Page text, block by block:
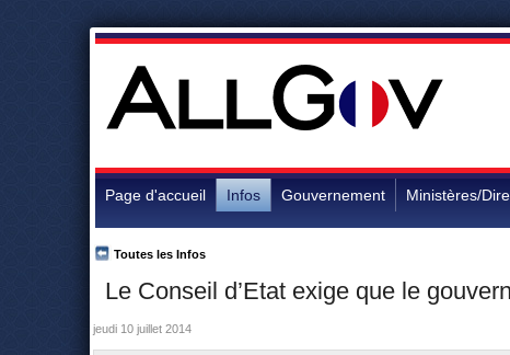
Page d'accueil Infos Gouvernement Ministères/
Le Conseil d’Etat exige que le
Toutes les Infos
jeudi 10 juillet 2014